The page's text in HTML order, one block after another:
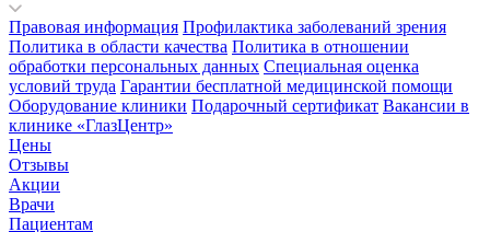
Правовая информация Профилактика заболеваний зрения
Политика в области качества Политика в отношении
обработки персональных данных Специальная оценка
условий труда Гарантии бесплатной медицинской помощи
Оборудование клиники Подарочный сертификат Вакансии в
клинике «ГлазЦентр»
Цены
Отзывы
Акции
Врачи
Пациентам